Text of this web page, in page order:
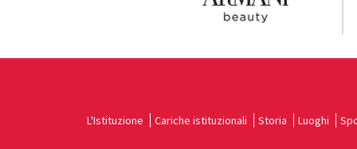
L'Istituzione Cariche istituzionali Storia Luoghi